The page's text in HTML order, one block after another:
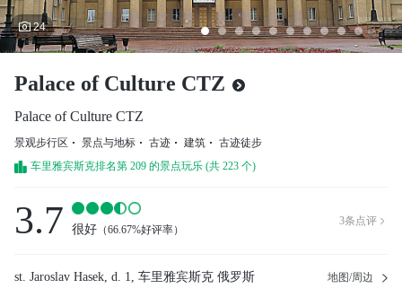
24
Palace of Culture CTZ
Palace of Culture CTZ
景观步行区 景点与地标 古迹 建筑
古迹徒步
车里雅宾斯克排名第 209 的景点玩乐 (共 223 个)
3.7 很好 （66.67%好评率）
3条点评 
st. Jaroslav Hasek, d. 1, 车里雅宾斯克 俄罗斯 地图/周边